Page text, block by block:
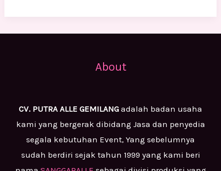
About
CV. PUTRA ALLE GEMILANG adalah badan usaha
kami yang bergerak dibidang Jasa dan penyedia
segala kebutuhan Event, Yang sebelumnya
sudah berdiri sejak tahun 1999 yang kami beri